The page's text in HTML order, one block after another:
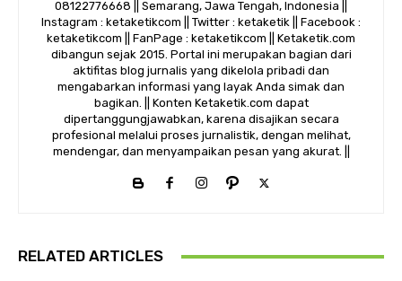
08122776668 || Semarang, Jawa Tengah, Indonesia ||
Instagram : ketaketikcom || Twitter : ketaketik || Facebook :
ketaketikcom || FanPage : ketaketikcom || Ketaketik.com
dibangun sejak 2015. Portal ini merupakan bagian dari
aktifitas blog jurnalis yang dikelola pribadi dan
mengabarkan informasi yang layak Anda simak dan
bagikan. || Konten Ketaketik.com dapat
dipertanggungjawabkan, karena disajikan secara
profesional melalui proses jurnalistik, dengan melihat,
mendengar, dan menyampaikan pesan yang akurat. ||
RELATED ARTICLES